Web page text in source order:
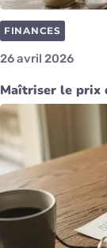
FINANCES
26 avril 2026
Maîtriser le prix